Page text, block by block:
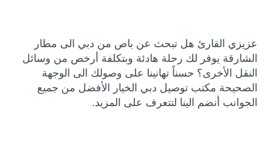
عزيزي القارئ هل تبحث عن باص من دبي الى مطار
الشارقة يوفر لك رحلة هادئة وبتكلفة أرخص من وسائل
النقل الأخرى؟ حسناً تهانينا على وصولك الى الوجهة
الصحيحة مكتب توصيل دبي الخيار الأفضل من جميع
الجوانب أنضم الينا لتتعرف على المزيد.